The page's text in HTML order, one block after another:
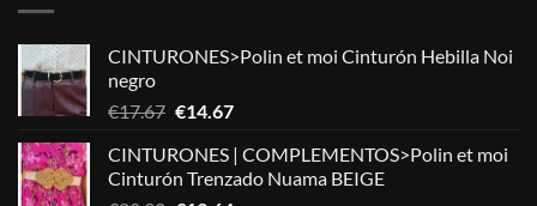
CINTURONES>Polin et moi Cinturón Hebilla Noi
negro
€17.67 El
original
era:
€14.67El
actual
es:
CINTURONES | COMPLEMENTOS>Polin et moi
Cinturón Trenzado Nuama BEIGE